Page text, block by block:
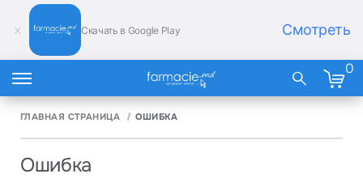
Скачать в Google Play Смотреть
0
ГЛАВНАЯ СТРАНИЦА ОШИБКА
Ошибка